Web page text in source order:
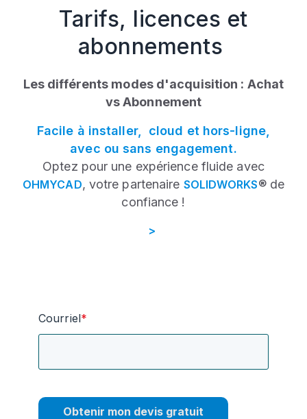
Tarifs, licences et
abonnements
Les différents modes d'acquisition : Achat
vs Abonnement
Facile à installer, cloud et hors-ligne,
avec ou sans engagement.
Optez pour une expérience fluide avec
OHMYCAD, votre partenaire SOLIDWORKS® de
confiance !
>
Courriel*
Obtenir mon devis gratuit